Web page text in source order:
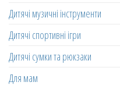
Дитячі музичні інструменти
Дитячі спортивні ігри
Дитячі сумки та рюкзаки
Для мам